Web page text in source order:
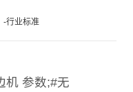
-行业标准
机 参数;#无